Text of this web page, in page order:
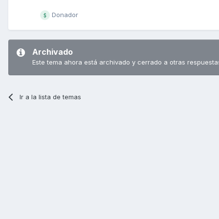
Donador
Archivado
Este tema ahora está archivado y cerrado a otras
Ir a la lista de temas